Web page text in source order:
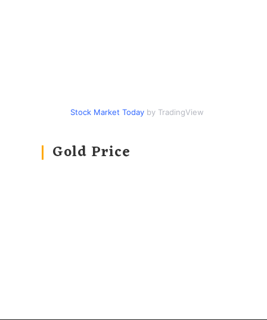
Stock Market Today by TradingView
Gold Price